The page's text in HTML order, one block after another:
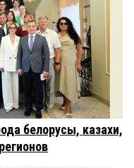
белорусы, казахи,